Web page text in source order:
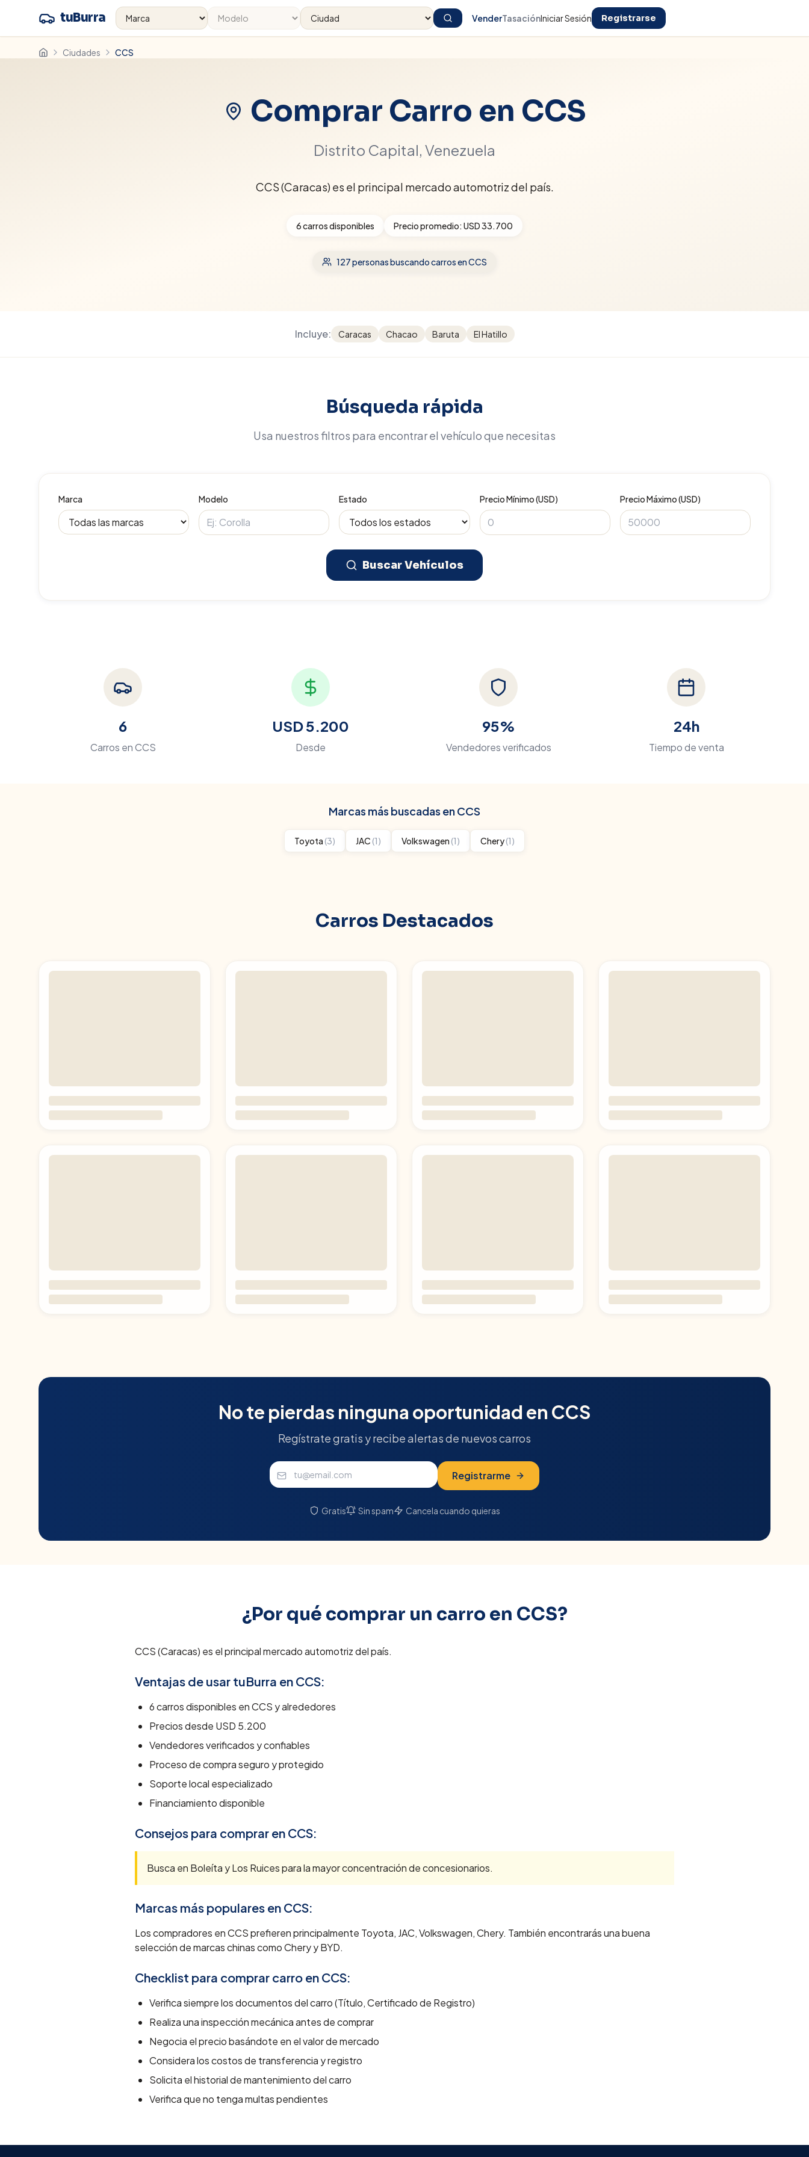
tuBurra VenderTasaciónIniciar Sesión Registrarse
Ciudades CCS
Comprar Carro en CCS
Distrito Capital, Venezuela
CCS (Caracas) es el principal mercado automotriz del país.
6carros disponibles Precio promedio: USD 33.700
127personas buscando carrosen CCS
Incluye: Caracas Chacao Baruta El Hatillo
Búsqueda rápida
Usa nuestros filtros para encontrar el vehículo que necesitas
Marca Modelo Estado Precio Mínimo (USD) Precio Máximo (USD)
Buscar Vehículos
6
Carros enCCS
USD 5.200
Desde
95%
Vendedores verificados
24h
Tiempo de venta
Marcas más buscadas enCCS
Toyota(3) JAC(1) Volkswagen(1) Chery(1)
Carros Destacados
No te pierdas ninguna oportunidad en CCS
Regístrate gratis y recibe alertas de nuevos carros
Registrarme
Gratis Sin spam Cancela cuando quieras
¿Por qué comprar un carro en CCS?
CCS (Caracas) es el principal mercado automotriz del país.
Ventajas de usar tuBurra en CCS:
6carros disponibles enCCS y alrededores
Precios desde USD 5.200
Vendedores verificados y confiables
Proceso de compra seguro y protegido
Soporte local especializado
Financiamiento disponible
Consejos para comprar en CCS:
Busca en Boleíta y Los Ruices para la mayor concentración de concesionarios.
Marcas más populares en CCS:
Los compradores en CCS prefieren principalmente Toyota, JAC, Volkswagen, Chery. También encontrarás una buena
selección de marcas chinas como Chery y BYD.
Checklist para comprar carro en CCS:
Verifica siempre los documentos del carro (Título, Certificado de Registro)
Realiza una inspección mecánica antes de comprar
Negocia el precio basándote en el valor de mercado
Considera los costos de transferencia y registro
Solicita el historial de mantenimiento del carro
Verifica que no tenga multas pendientes